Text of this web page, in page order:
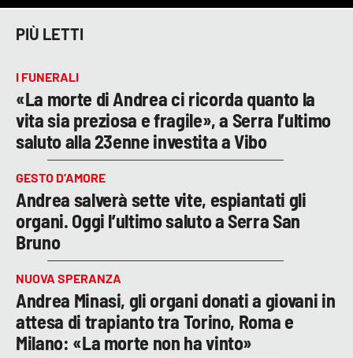
PIÙ LETTI
I FUNERALI
«La morte di Andrea ci ricorda quanto la
vita sia preziosa e fragile», a Serra l’ultimo
saluto alla 23enne investita a Vibo
GESTO D’AMORE
Andrea salverà sette vite, espiantati gli
organi. Oggi l’ultimo saluto a Serra San
Bruno
NUOVA SPERANZA
Andrea Minasi, gli organi donati a giovani in
attesa di trapianto tra Torino, Roma e
Milano: «La morte non ha vinto»